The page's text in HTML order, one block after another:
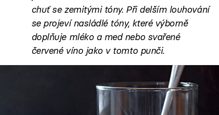
chuť se zemitými tóny. Při delším louhování
se projeví nasládlé tóny, které výborně
doplňuje mléko a med nebo svařené
červené víno jako v tomto punči.